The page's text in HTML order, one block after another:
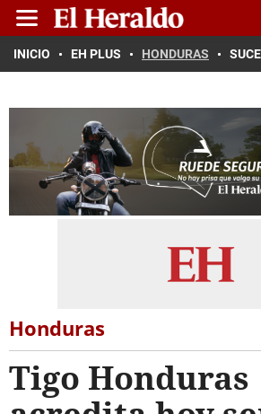
INICIO EH PLUS HONDURAS
Honduras
Tigo Honduras